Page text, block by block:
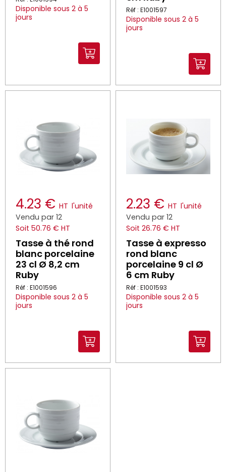
Disponible sous 2 à 5
jours
Réf : E1001597
Disponible sous 2 à 5
jours
4.23 € HT l'unité
Vendu par 12
Soit 50.76 € HT
Tasse à thé rond
blanc porcelaine
23 cl Ø 8,2 cm
Ruby
Réf : E1001596
Disponible sous 2 à 5
jours
2.23 € HT l'unité
Vendu par 12
Soit 26.76 € HT
Tasse à expresso
rond blanc
porcelaine 9 cl Ø
6 cm Ruby
Réf : E1001593
Disponible sous 2 à 5
jours